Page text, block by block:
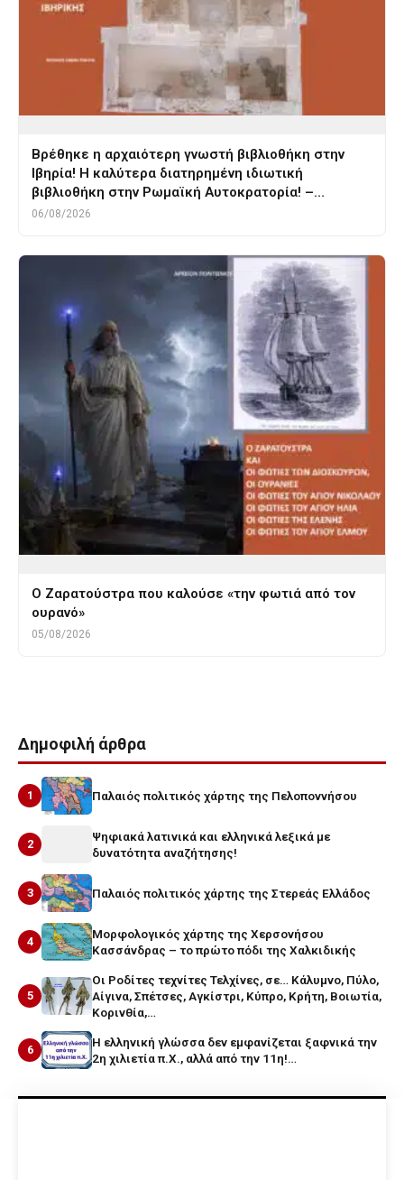
Βρέθηκε η αρχαιότερη γνωστή βιβλιοθήκη στην
Ιβηρία! Η καλύτερα διατηρημένη ιδιωτική
βιβλιοθήκη στην Ρωμαϊκή Αυτοκρατορία! –…
06/08/2026
Ο Ζαρατούστρα που καλούσε «την φωτιά από τον
ουρανό»
05/08/2026
Δημοφιλή άρθρα
1 Παλαιός πολιτικός χάρτης της Πελοποννήσου
2
Ψηφιακά λατινικά και ελληνικά λεξικά με
δυνατότητα αναζήτησης!
3 Παλαιός πολιτικός χάρτης της Στερεάς Ελλάδος
4
Μορφολογικός χάρτης της Χερσονήσου
Κασσάνδρας – το πρώτο πόδι της Χαλκιδικής
5
Οι Ροδίτες τεχνίτες Τελχίνες, σε… Κάλυμνο, Πύλο,
Αίγινα, Σπέτσες, Αγκίστρι, Κύπρο, Κρήτη, Βοιωτία,
Κορινθία,…
6
Η ελληνική γλώσσα δεν εμφανίζεται ξαφνικά την
2η χιλιετία π.Χ., αλλά από την 11η!…